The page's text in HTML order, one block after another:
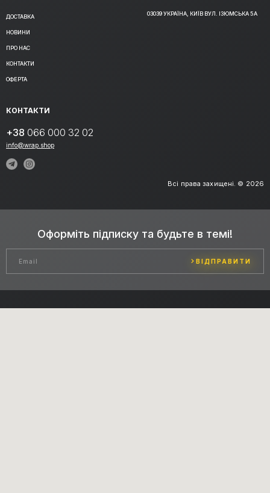
ДОСТАВКА
НОВИНИ
ПРО НАС
КОНТАКТИ
ОФЕРТА
03039 УКРАЇНА, КИЇВ ВУЛ. ІЗЮМСЬКА 5А
КОНТАКТИ
+38 066 000 32 02
info@wrap.shop
Всі права захищені. © 2026
Оформіть підписку та будьте в темі!
ВІДПРАВИТИ